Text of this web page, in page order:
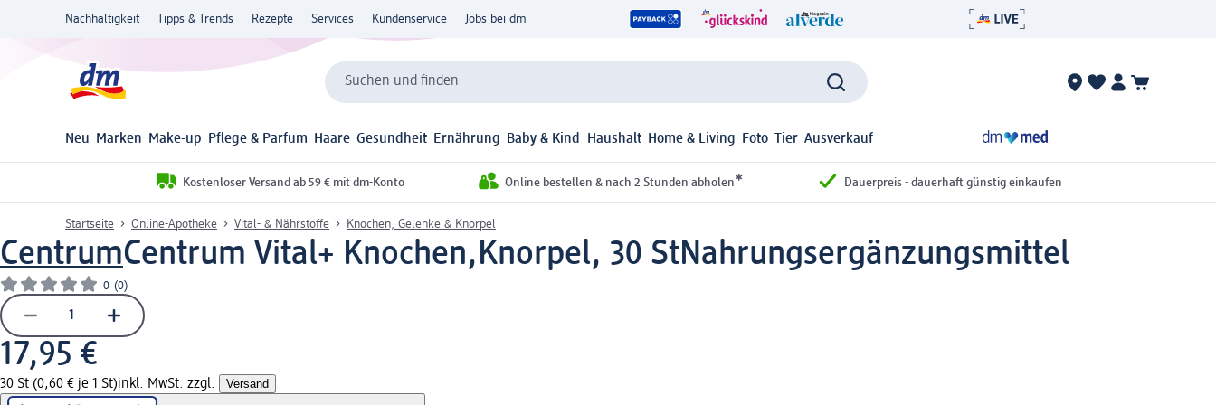
Nachhaltigkeit Tipps & Trends Rezepte Services Kundenservice Jobs bei dm
Suchen und finden
Neu Marken Make-up Pflege & Parfum Haare Gesundheit Ernährung Baby & Kind Haushalt Home & Living Foto Tier Ausverkauf
Kostenloser Versand ab 59 € mit dm-Konto Online bestellen & nach 2 Stunden abholen* Dauerpreis - dauerhaft günstig einkaufen
Startseite Online-Apotheke Vital- & Nährstoffe Knochen, Gelenke & Knorpel
CentrumCentrum Vital+ Knochen,Knorpel, 30 StNahrungsergänzungsmittel
0 (0)
17,95 €
30 St (0,60 € je 1 St)inkl. MwSt. zzgl. Versand